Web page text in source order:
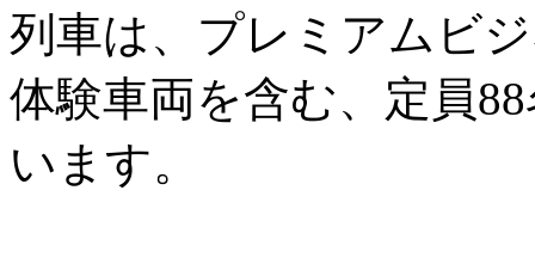
列車は、プレミアムビ
体験車両を含む、定員
います。